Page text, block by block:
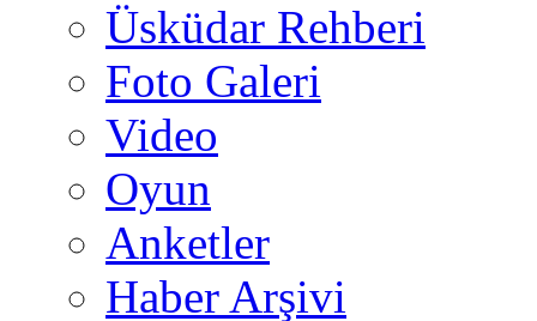
Üsküdar Rehberi
Foto Galeri
Video
Oyun
Anketler
Haber Arşivi